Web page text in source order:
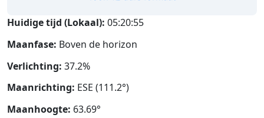
Huidige tijd (Lokaal): 05:20:56
Maanfase: Boven de horizon
Verlichting: 37.2%
Maanrichting: ESE (111.2°)
Maanhoogte: 63.69°